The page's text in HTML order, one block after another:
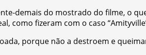
demais do mostrado do filme, o
como fizeram com o caso
porque não a destroem e